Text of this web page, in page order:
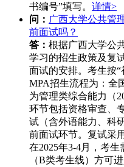
书编号”填写。 详情>
问： 广西大学公共管
前面试吗？
答： 根据广西大学公
学习的招生政策及复
面试的安排。考生按“
MPA招生流程为：全
为管理类综合能力（
环节包括资格审查、
试（含外语能力、科
前面试环节。复试采
在2025年3-4月，考
（B类考生线）方可